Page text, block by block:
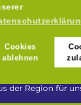
Cookies
ablehnen
„Besser
haben Sie einen
der Region für